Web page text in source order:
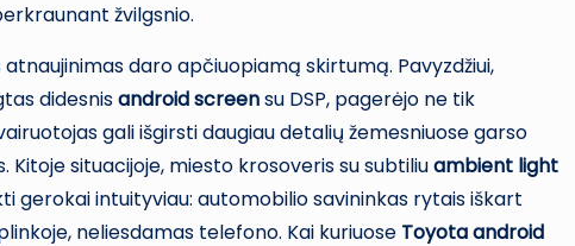
žvilgsnio.
daro apčiuopiamą skirtumą. Pavyzdžiui,
didesnisandroid screensu DSP, pagerėjo ne tik
gali išgirsti daugiau detalių žemesniuose garso
Kitoje situacijoje, miesto krosoveris su subtiliuambient light
gerokai intuityviau: automobilio savininkas rytais iškart
neliesdamas telefono. Kai kuriuose Toyota android